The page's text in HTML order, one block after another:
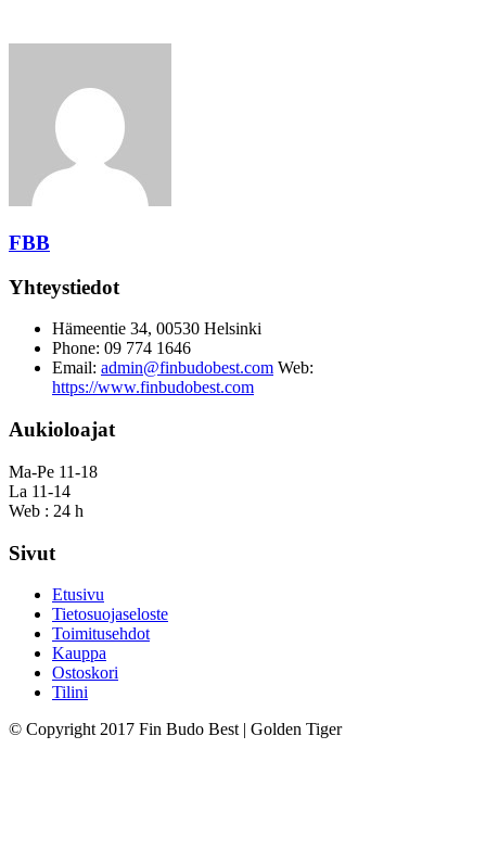
FBB
Yhteystiedot
Hämeentie 34, 00530 Helsinki
Phone: 09 774 1646
Email: admin@finbudobest.com Web:
https://www.finbudobest.com
Aukioloajat
Ma-Pe 11-18
La 11-14
Web : 24 h
Sivut
Etusivu
Tietosuojaseloste
Toimitusehdot
Kauppa
Ostoskori
Tilini
© Copyright 2017 Fin Budo Best | Golden Tiger